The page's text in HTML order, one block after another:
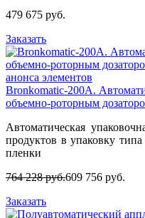
479 675 руб.
Заказать
Bronkomatic-200A.
объемно-роторным
Автоматическая
продуктов в упаковку
пленки
764 228 руб.609 756 руб.
Заказать